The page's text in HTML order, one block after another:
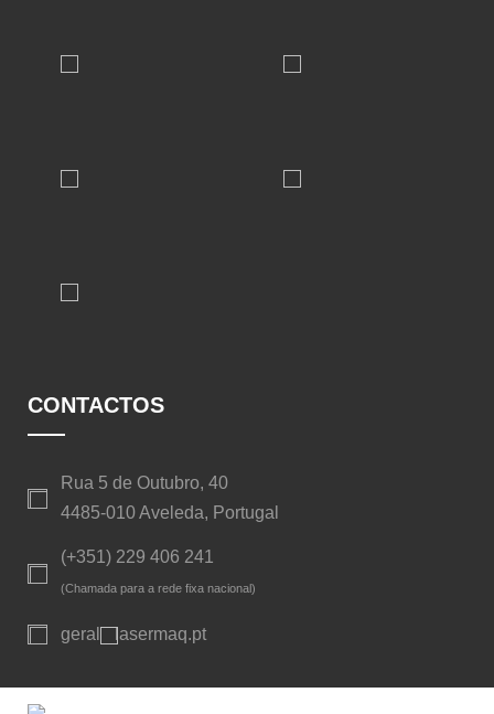
CONTACTOS
Rua 5 de Outubro, 40
4485-010 Aveleda, Portugal
(+351) 229 406 241
(Chamada para a rede fixa nacional)
geral lasermaq.pt